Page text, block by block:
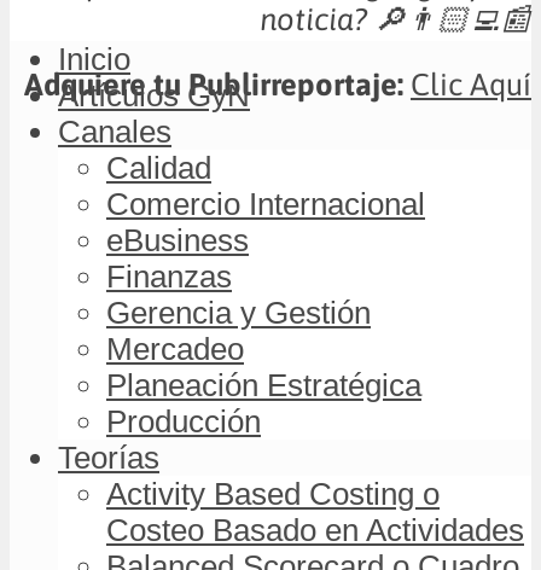
noticia? 🔎👨🏻‍💻📰
Adquiere tu Publirreportaje: Clic Aquí
Inicio
Artículos GyN
Canales
Calidad
Comercio Internacional
eBusiness
Finanzas
Gerencia y Gestión
Mercadeo
Planeación Estratégica
Producción
Teorías
Activity Based Costing o
Costeo Basado en Actividades